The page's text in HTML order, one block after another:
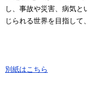
し、事故や災害、病気と
じられる世界を目指して
別紙はこちら